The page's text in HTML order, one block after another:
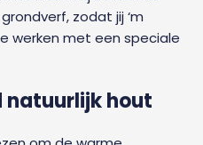
zodat jij ‘m
werken met een speciale
natuurlijk hout